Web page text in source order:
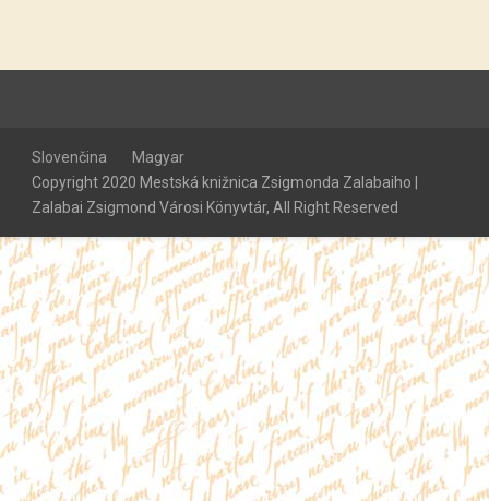
Slovenčina
Magyar
Copyright 2020 Mestská knižnica Zsigmonda Zalabaiho |
Zalabai Zsigmond Városi Könyvtár, All Right Reserved